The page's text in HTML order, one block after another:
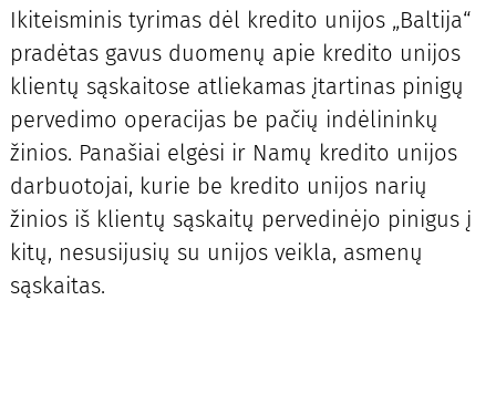
Ikiteisminis tyrimas dėl kredito unijos „Baltija“
pradėtas gavus duomenų apie kredito unijos
klientų sąskaitose atliekamas įtartinas pinigų
pervedimo operacijas be pačių indėlininkų
žinios. Panašiai elgėsi ir Namų kredito unijos
darbuotojai, kurie be kredito unijos narių
žinios iš klientų sąskaitų pervedinėjo pinigus į
kitų, nesusijusių su unijos veikla, asmenų
sąskaitas.